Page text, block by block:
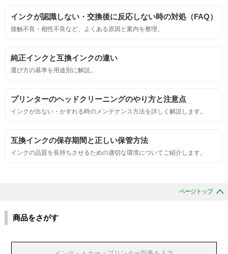
鮮やか、リアル、彩度、シャープなど、
におい
互換性
色同士のにじみがないこと。
浸透性
インクが認識しない・交換後に反応しない時の対処（FAQ）
接触不良・相性不良など、よくある原因と案内を整理。
純正インクと互換インクの違い
選び方の基準を用途別に解説。
プリンターのヘッドクリーニングのやり方と注意点
インクが出ない・かすれる時のメンテナンス方法を詳しく解説します。
互換インクの保存期間と正しい保管方法
インクの品質を長持ちさせるための適切な環境についてご紹介します。
ページトップ
商品をさがす